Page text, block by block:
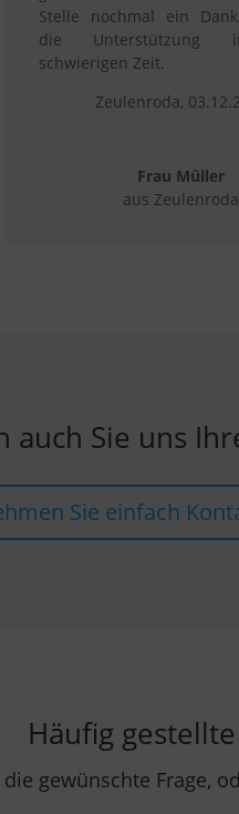
Stelle nochmal ein
die Unterstützung
schwierigen Zeit.
Zeulenroda,
Frau Müller
aus Zeulenroda
auch Sie uns
Sie einfach
Häufig
gewünschte Frage,